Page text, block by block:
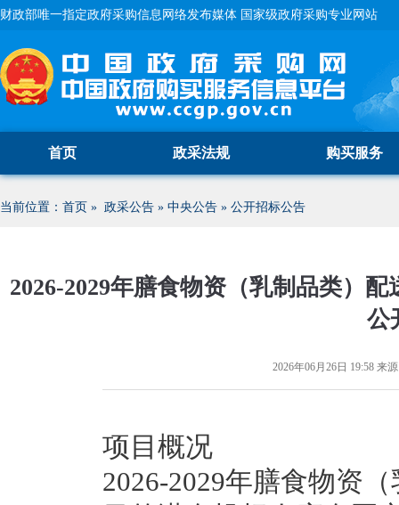
财政部唯一指定政府采购信息网络发布媒体 国家级政府采购专业网站
首页 政采法规 购买服务
当前位置： 首页 » 政采公告 » 中央公告 » 公开招标公告
2026-2029年膳食物资（乳制品类）
公
2026年06月26日 19:58 来
项目概况
2026-2029年膳食物资